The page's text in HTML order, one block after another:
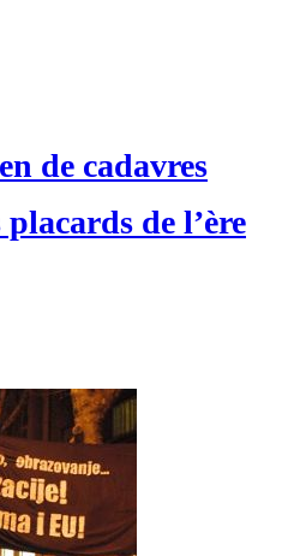
de cadavres
de l’ère